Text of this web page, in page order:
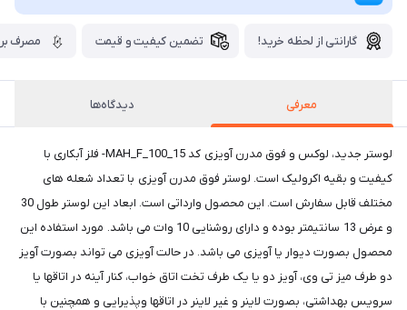
گارانتی از لحظه خرید! تضمین کیفیت و قیمت مصرف
معرفی دیدگاه‌ها
لوستر جدید، لوکس و فوق مدرن آویزی کد MAH_F_100_15- فلز آبکاری با
کیفیت و بقیه اکرولیک است. لوستر فوق مدرن آویزی با تعداد شعله های
مختلف قابل سفارش است. این محصول وارداتی است. ابعاد این لوستر طول 30
و عرض 13 سانتیمتر بوده و دارای روشنایی 10 وات می باشد. مورد استفاده این
محصول بصورت دیوار یا آویزی می باشد. در حالت آویزی می تواند بصورت آویز
دو طرف میز تی وی، آویز دو یا یک طرف تخت اتاق خواب، کنار آینه در اتاقها یا
سرویس بهداشتی، بصورت لاینر و غیر لاینر در اتاقها وپذیرایی و همچنین با